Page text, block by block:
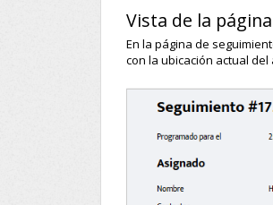
Vista de la
En la página de
con la ubicación actual